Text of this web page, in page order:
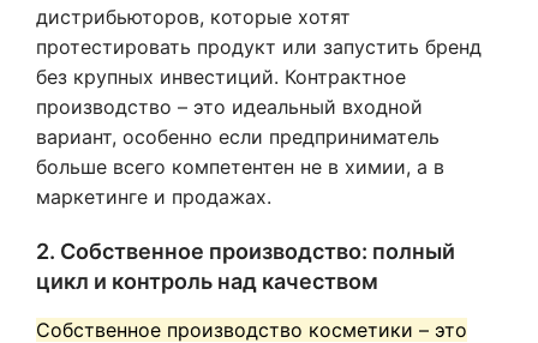
дистрибьюторов, которые хотят
протестировать продукт или запустить бренд
без крупных инвестиций. Контрактное
производство – это идеальный входной
вариант, особенно если предприниматель
больше всего компетентен не в химии, а в
маркетинге и продажах.
2. Собственное производство: полный
цикл и контроль над качеством
Собственное производство косметики – это